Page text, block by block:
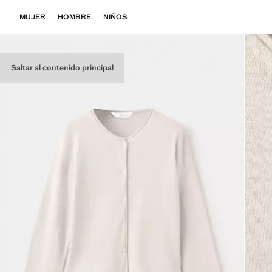
Saltar al contenido principal
MUJER HOMBRE NIÑOS